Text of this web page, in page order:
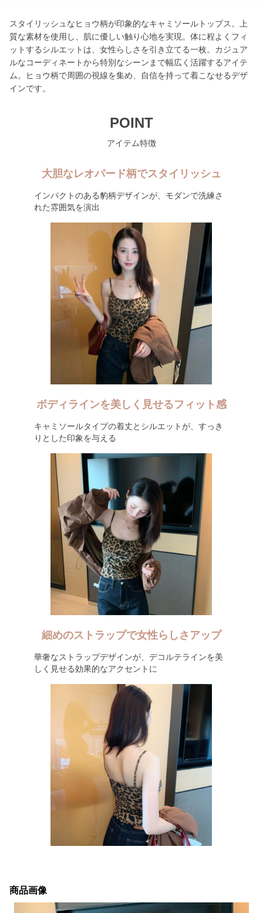
スタイリッシュなヒョウ柄が印象的なキャミソールトップス。上
質な素材を使用し、肌に優しい触り心地を実現。体に程よくフィ
ットするシルエットは、女性らしさを引き立てる一枚。カジュア
ルなコーディネートから特別なシーンまで幅広く活躍するアイテ
ム。ヒョウ柄で周囲の視線を集め、自信を持って着こなせるデザ
インです。
POINT
アイテム特徴
大胆なレオパード柄でスタイリッシュ
インパクトのある豹柄デザインが、モダンで洗練さ
れた雰囲気を演出
ボディラインを美しく見せるフィット感
キャミソールタイプの着丈とシルエットが、すっき
りとした印象を与える
細めのストラップで女性らしさアップ
華奢なストラップデザインが、デコルテラインを美
しく見せる効果的なアクセントに
商品画像